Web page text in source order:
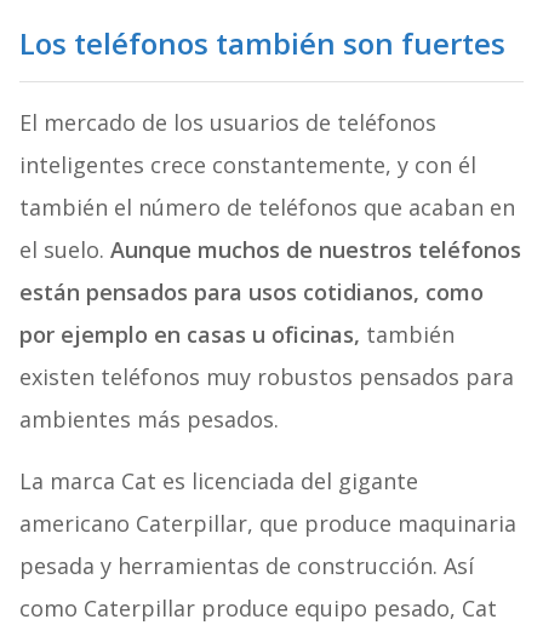
Los teléfonos también son fuertes
El mercado de los usuarios de teléfonos
inteligentes crece constantemente, y con él
también el número de teléfonos que acaban en
el suelo. Aunque muchos de nuestros teléfonos
están pensados para usos cotidianos, como
por ejemplo en casas u oficinas, también
existen teléfonos muy robustos pensados para
ambientes más pesados.
La marca Cat es licenciada del gigante
americano Caterpillar, que produce maquinaria
pesada y herramientas de construcción. Así
como Caterpillar produce equipo pesado, Cat